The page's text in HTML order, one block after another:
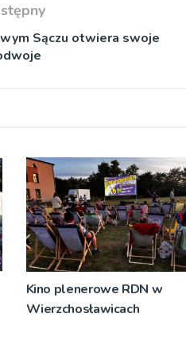
Sączu otwiera swoje
Kino plenerowe RDN w
Wierzchosławicach